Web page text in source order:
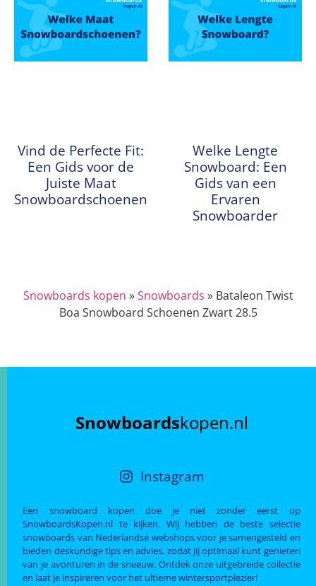
Vind de Perfecte Fit:
Een Gids voor de
Juiste Maat
Snowboardschoenen
Welke Lengte
Snowboard: Een
Gids van een
Ervaren
Snowboarder
Snowboards kopen »Snowboards » Bataleon Twist
Boa Snowboard Schoenen Zwart 28.5
Snowboardskopen.nl
Instagram
Een snowboard kopen doe je niet zonder eerst op
SnowboardsKopen.nl te kijken. Wij hebben de beste selectie
snowboards van Nederlandse webshops voor je samengesteld en
bieden deskundige tips en advies, zodat jij optimaal kunt genieten
van je avonturen in de sneeuw. Ontdek onze uitgebreide collectie
en laat je inspireren voor het ultieme wintersportplezier!